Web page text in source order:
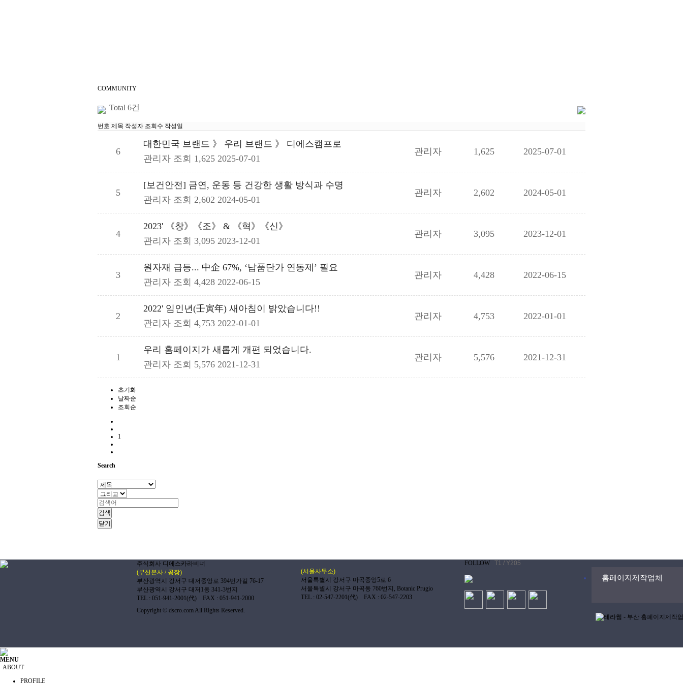
COMMUNITY
Total 6건
번호 제목 작성자 조회수 작성일
6
대한민국 브랜드 》 우리 브랜드 》 디에스캠프로
관리자 조회 1,625 2025-07-01
관리자 1,625 2025-07-01
5
[보건안전] 금연, 운동 등 건강한 생활 방식과 수명
관리자 조회 2,602 2024-05-01
관리자 2,602 2024-05-01
4
2023' 《창》《조》 & 《혁》《신》
관리자 조회 3,095 2023-12-01
관리자 3,095 2023-12-01
3
원자재 급등... 中企 67%, ‘납품단가 연동제’ 필요
관리자 조회 4,428 2022-06-15
관리자 4,428 2022-06-15
2
2022' 임인년(壬寅年) 새아침이 밝았습니다!!
관리자 조회 4,753 2022-01-01
관리자 4,753 2022-01-01
1
우리 홈페이지가 새롭게 개편 되었습니다.
관리자 조회 5,576 2021-12-31
관리자 5,576 2021-12-31
초기화
날짜순
조회순
1
Search
검색
닫기
주식회사 디에스카라비너
(부산본사 / 공장)
부산광역시 강서구 대저중앙로 394번가길 76-17
부산광역시 강서구 대저1동 341-3번지
TEL : 051-941-2001(代) FAX : 051-941-2000
(서울사무소)
서울특별시 강서구 마곡중앙5로 6
서울특별시 강서구 마곡동 760번지, Botanic Prugio
TEL : 02-547-2201(代) FAX : 02-547-2203
Copyright © dscro.com All Rights Reserved.
FOLLOW T1 / Y205
홈페이지제작업체
MENU
ABOUT
PROFILE